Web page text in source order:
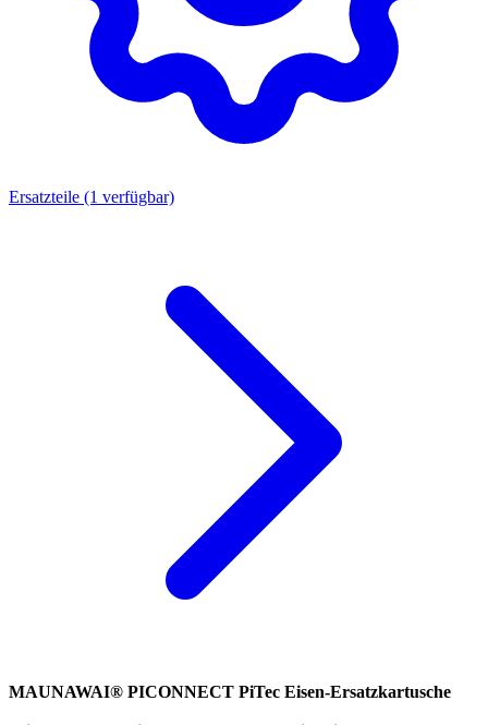
Ersatzteile (1 verfügbar)
MAUNAWAI® PICONNECT PiTec Eisen-Ersatzkartusche